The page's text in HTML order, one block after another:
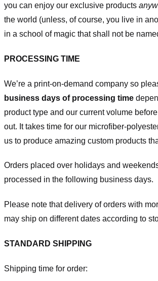
you can enjoy our exclusive products
the world (unless, of course, you live in
in a school of magic that shall not be
PROCESSING TIME
We’re a print-on-demand company so
business days of processing time
product type and our current volume
out. It takes time for our microfiber-
us to produce amazing custom products
Orders placed over holidays and
processed in the following business days.
Please note that delivery of orders with
may ship on different dates according to
STANDARD SHIPPING
Shipping time for order: